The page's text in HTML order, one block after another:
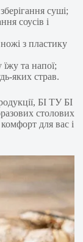
суші;
соусів і
з пластику
та напої;
яких страв.
БІ ТУ БІ
столових
для вас і